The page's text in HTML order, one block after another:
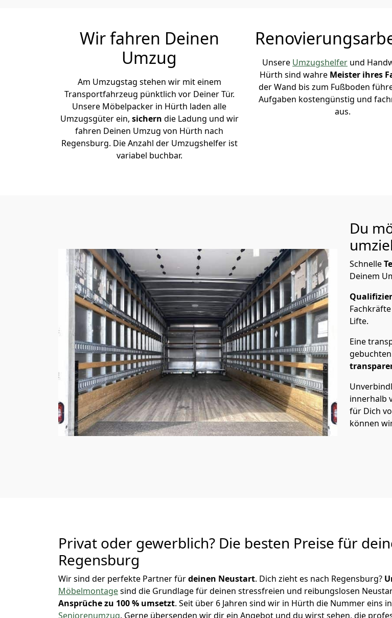
Wir fahren Deinen
Umzug
Am Umzugstag stehen wir mit einem
Transportfahrzeug pünktlich vor Deiner Tür.
Unsere Möbelpacker in Hürth laden alle
Umzugsgüter ein, sichern die Ladung und wir
fahren Deinen Umzug von Hürth nach
Regensburg. Die Anzahl der Umzugshelfer ist
variabel buchbar.
Unsere Umzugshelfer und
Hürth sind wahre Meister ihres
der Wand bis zum Fußboden
Aufgaben kostengünstig und
aus.
Du
Schnelle
Deinem
Lifte.
Eine
innerhalb
für Dich
können
Privat oder gewerblich? Die besten Preise für
Regensburg
Wir sind der perfekte Partner fürdeinen Neustart. Dich zieht es nach Regensburg?
Möbelmontagesind die Grundlage für deinen stressfreien und reibungslosen
Ansprüche zu 100 % umsetzt. Seit über 6 Jahren sind wir in Hürth die Nummer eins
Seniorenumzug. Gerne übersenden wir dir ein Angebot und du wirst sehen, die